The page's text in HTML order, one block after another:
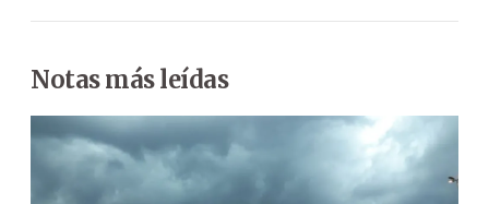
Notas más leídas